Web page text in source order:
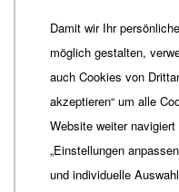
+49 361 6572-444
ordinariat Bistum-
Damit wir Ihr
möglich gestalten,
auch Cookies von
akzeptieren“ um alle
Website weiter
„Einstellungen
und individuelle